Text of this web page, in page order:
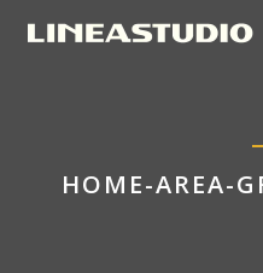
HOME-AREA-